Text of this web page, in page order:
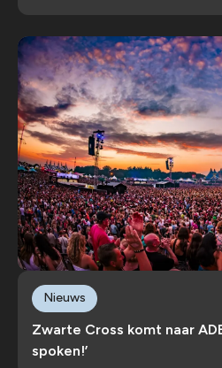
Zwarte Cross komt naar
spoken!’
Nieuws